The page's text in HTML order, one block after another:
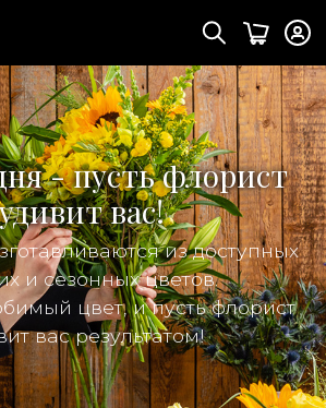
- пусть флорист
удивит вас!
из доступных
и сезонных цветов.
цвет, и пусть флорист
вас результатом!